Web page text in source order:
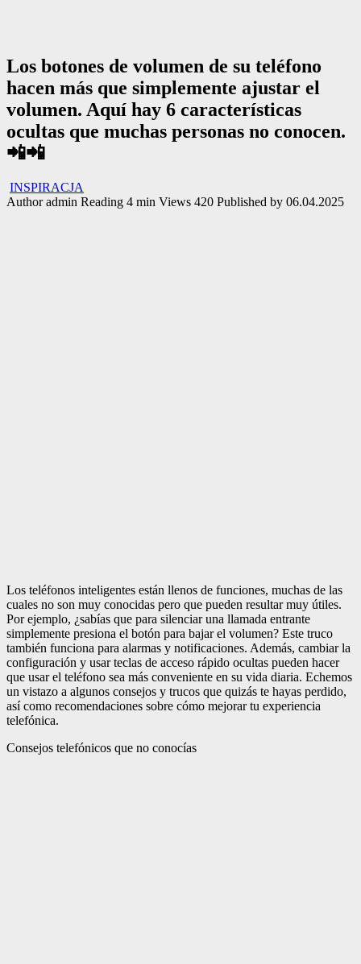
Los botones de volumen de su teléfono
hacen más que simplemente ajustar el
volumen. Aquí hay 6 características
ocultas que muchas personas no conocen.
📲📲
INSPIRACJA
Author admin Reading 4 min Views 420 Published by 06.04.2025
Los teléfonos inteligentes están llenos de funciones, muchas de las
cuales no son muy conocidas pero que pueden resultar muy útiles.
Por ejemplo, ¿sabías que para silenciar una llamada entrante
simplemente presiona el botón para bajar el volumen? Este truco
también funciona para alarmas y notificaciones. Además, cambiar la
configuración y usar teclas de acceso rápido ocultas pueden hacer
que usar el teléfono sea más conveniente en su vida diaria. Echemos
un vistazo a algunos consejos y trucos que quizás te hayas perdido,
así como recomendaciones sobre cómo mejorar tu experiencia
telefónica.
Consejos telefónicos que no conocías